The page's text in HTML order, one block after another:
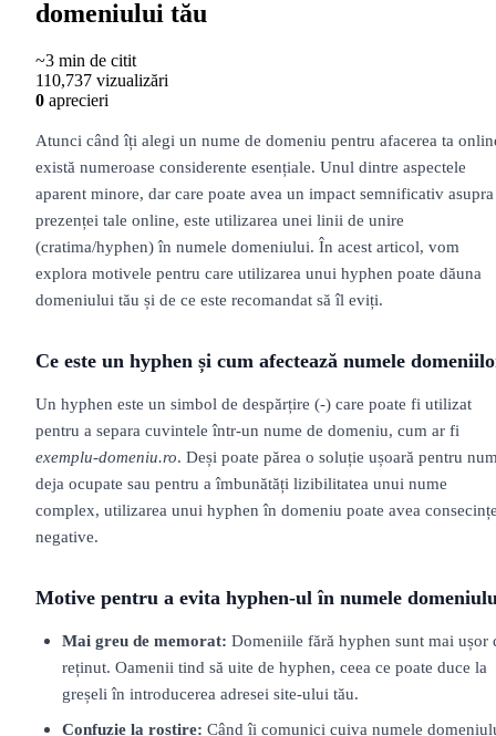
domeniului tău
~3 min de citit
110,737 vizualizări
0 aprecieri
Atunci când îți alegi un nume de domeniu pentru afacerea ta
există numeroase considerente esențiale. Unul dintre aspectele
aparent minore, dar care poate avea un impact semnificativ asupra
prezenței tale online, este utilizarea unei linii de unire
(cratima/hyphen) în numele domeniului. În acest articol, vom
explora motivele pentru care utilizarea unui hyphen poate dăuna
domeniului tău și de ce este recomandat să îl eviți.
Ce este un hyphen și cum afectează numele
Un hyphen este un simbol de despărțire (-) care poate fi utilizat
pentru a separa cuvintele într-un nume de domeniu, cum ar fi
exemplu-domeniu.ro. Deși poate părea o soluție ușoară pentru
deja ocupate sau pentru a îmbunătăți lizibilitatea unui nume
complex, utilizarea unui hyphen în domeniu poate avea
negative.
Motive pentru a evita hyphen-ul în numele
Mai greu de memorat: Domeniile fără hyphen sunt mai ușor
reținut. Oamenii tind să uite de hyphen, ceea ce poate duce la
greșeli în introducerea adresei site-ului tău.
Confuzie la rostire: Când îi comunici cuiva numele